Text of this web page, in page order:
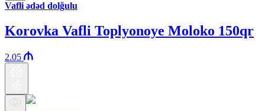
Vafli ədəd dolğulu
Korovka Vafli Toplyonoye Moloko 150qr
2.05